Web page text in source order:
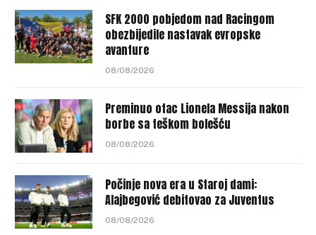
SFK 2000 pobjedom nad Racingom
obezbijedile nastavak evropske
avanture
08/08/2026
Preminuo otac Lionela Messija nakon
borbe sa teškom bolešću
08/08/2026
Počinje nova era u Staroj dami:
Alajbegović debitovao za Juventus
08/08/2026